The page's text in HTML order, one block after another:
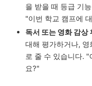
을 받을 때 등급 기
"이번 학교 캠프에
독서 또는 영화 감상
대해 평가하거나,
로 줄 수 있습니다.
요?"